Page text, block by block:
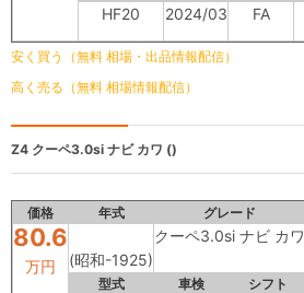
HF20 2024/03 FA
安く買う（無料 相場・出品情報配信）
高く売る（無料 相場情報配信）
Z4 クーペ3.0si ナビ カワ ()
価格 年式 グレード
80.6
万円 (昭和-1925)
クーペ3.0si ナビ カワ
型式 車検 シフト